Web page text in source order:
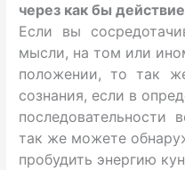
через как бы
Если вы
мысли, на том или
положении, то так
сознания, если в
последовательности
так же можете
пробудить энергию